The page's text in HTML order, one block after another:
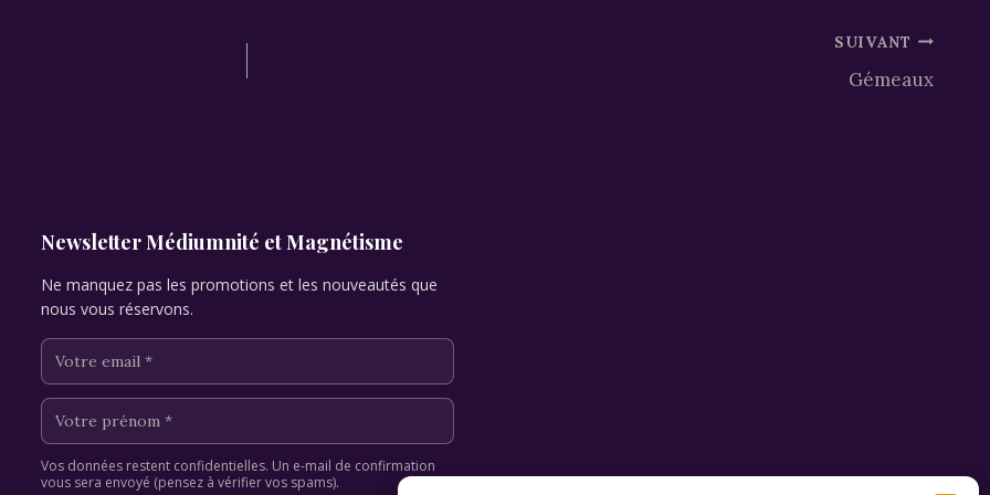
SUIVANT
Gémeaux
Newsletter Médiumnité et Magnétisme
Ne manquez pas les promotions et les nouveautés que
nous vous réservons.
Vos données restent confidentielles. Un e-mail de confirmation
vous sera envoyé (pensez à vérifier vos spams).